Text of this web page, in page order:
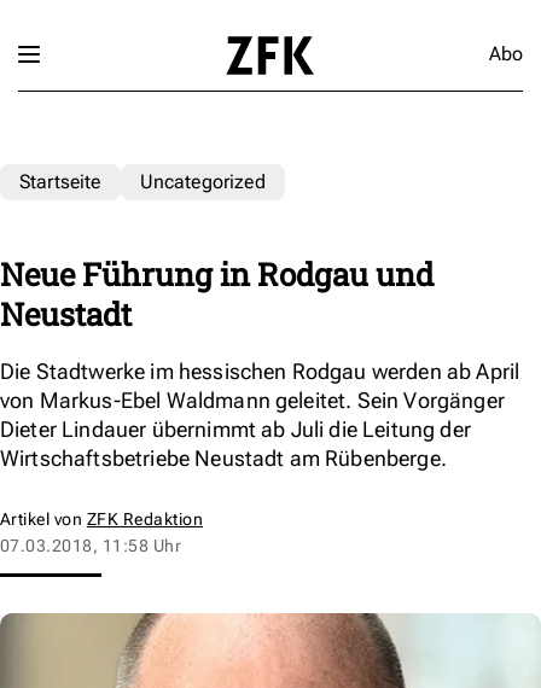
Abo
Startseite Uncategorized
Neue Führung in Rodgau und
Neustadt
Die Stadtwerke im hessischen Rodgau werden ab April
von Markus-Ebel Waldmann geleitet. Sein Vorgänger
Dieter Lindauer übernimmt ab Juli die Leitung der
Wirtschaftsbetriebe Neustadt am Rübenberge.
Artikel von ZFK Redaktion
07.03.2018, 11:58 Uhr